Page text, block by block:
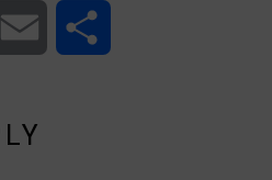
Email